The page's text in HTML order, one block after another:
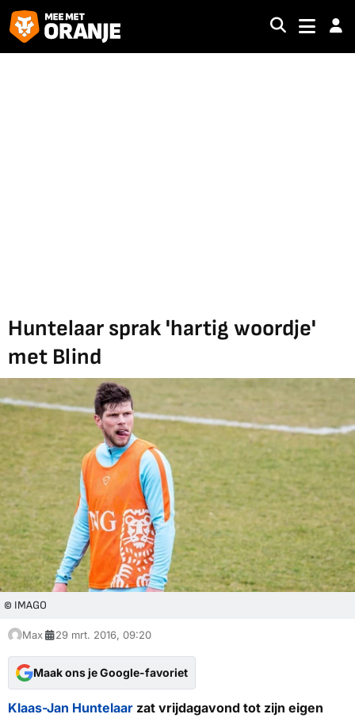
Huntelaar sprak 'hartig woordje'
met Blind
© IMAGO
Max 29 mrt. 2016, 09:20
Maak ons je Google-favoriet
Klaas-Jan Huntelaar zat vrijdagavond tot zijn eigen